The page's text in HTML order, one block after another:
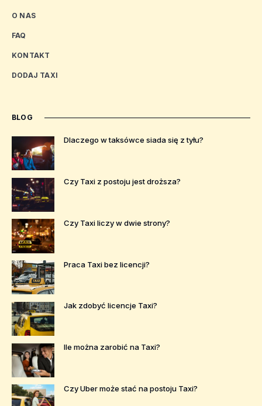
O NAS
FAQ
KONTAKT
DODAJ TAXI
BLOG
Dlaczego w taksówce siada się z tyłu?
Czy Taxi z postoju jest droższa?
Czy Taxi liczy w dwie strony?
Praca Taxi bez licencji?
Jak zdobyć licencje Taxi?
Ile można zarobić na Taxi?
Czy Uber może stać na postoju Taxi?